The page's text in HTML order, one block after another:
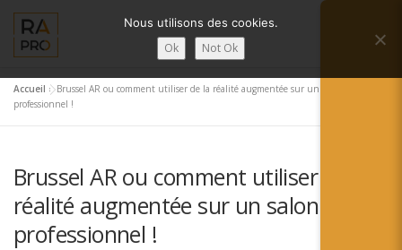
contenu
Menu
LA RÉALITÉ AUGMENTÉE ?
SERVICES RA’PRO ACTUALITÉ DE LA RA
CONTACTS
Accueil »Brussel AR ou comment utiliser de la réalité augmentée sur un salon
professionnel !
Brussel AR ou comment utiliser de la
réalité augmentée sur un salon
professionnel !
Nous utilisons des cookies.
Ok Not Ok